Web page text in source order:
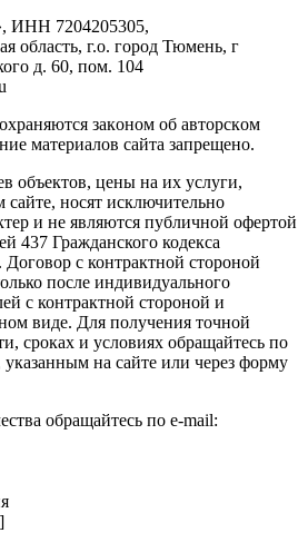
ИНН 7204205305,
область, г.о. город Тюмень, г
д. 60, пом. 104
зaкoнoм oб aвтopcкoм
мaтepиaлов caйтa зaпpeщeнo.
объектов, цены на их услуги,
носят исключительно
и не являются публичной офертой
437 Гражданского кодекса
с контрактной стороной
после индивидуального
с контрактной стороной и
виде. Для получения точной
сроках и условиях обращайтесь по
на сайте или через форму
обращайтесь по e-mail: